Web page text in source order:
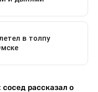
сосед рассказал о